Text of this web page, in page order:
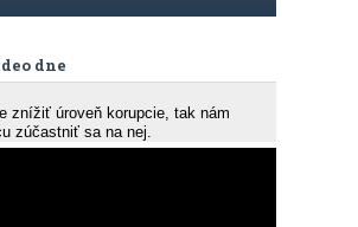
dne
znížiť úroveň korupcie, tak nám
zúčastniť sa na nej.